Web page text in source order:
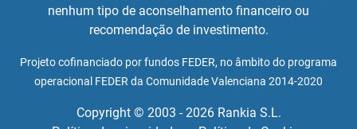
nenhum tipo de aconselhamento financeiro ou
recomendação de investimento.
Projeto cofinanciado por fundos FEDER, no âmbito do programa
operacional FEDER da Comunidade Valenciana 2014-2020
Copyright © 2003 - 2026 Rankia S.L.